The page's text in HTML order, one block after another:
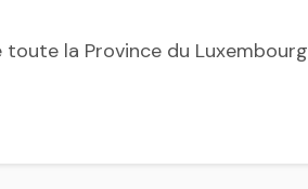
toute la Province du Luxembourg